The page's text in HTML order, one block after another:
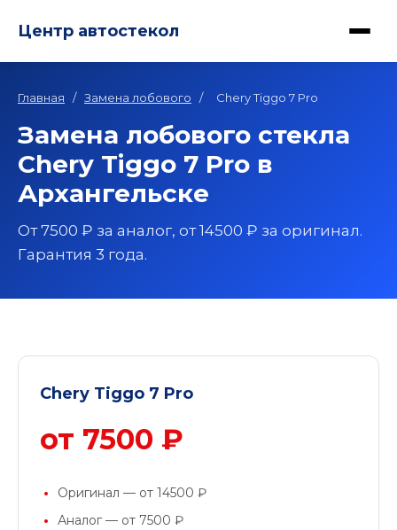
Центр автостекол
Главная / Замена лобового / Chery Tiggo 7 Pro
Замена лобового стекла
Chery Tiggo 7 Pro в
Архангельске
От 7500 ₽ за аналог, от 14500 ₽ за оригинал.
Гарантия 3 года.
Chery Tiggo 7 Pro
от 7500 ₽
Оригинал — от 14500 ₽
Аналог — от 7500 ₽